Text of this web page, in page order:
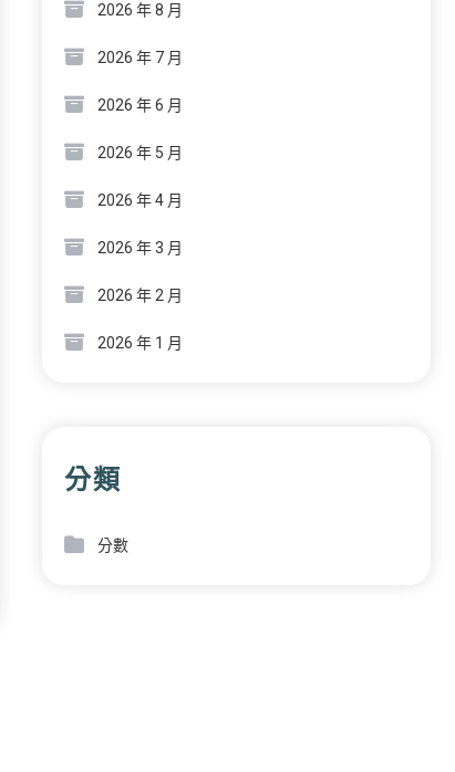
2026 年 8 月
2026 年 7 月
2026 年 6 月
2026 年 5 月
2026 年 4 月
2026 年 3 月
2026 年 2 月
2026 年 1 月
分類
分數